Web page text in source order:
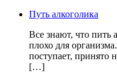
Путь алкоголика
Все знают, что пить
плохо для
поступает, принято
[…]